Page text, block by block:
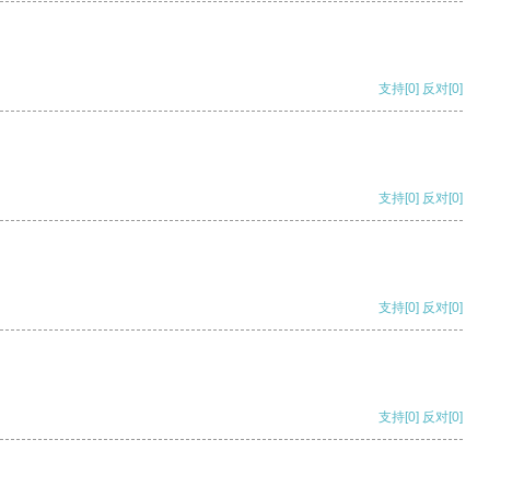
支持[0] 反对[0]
支持[0] 反对[0]
支持[0] 反对[0]
支持[0] 反对[0]